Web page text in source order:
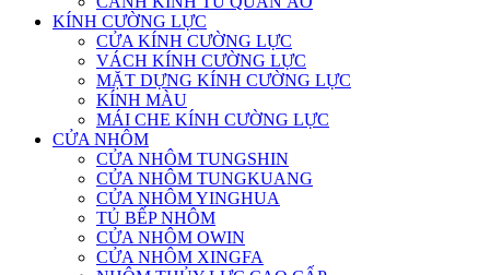
KÍNH CƯỜNG LỰC
CỬA KÍNH CƯỜNG LỰC
VÁCH KÍNH CƯỜNG LỰC
MẶT DỰNG KÍNH CƯỜNG LỰC
KÍNH MÀU
MÁI CHE KÍNH CƯỜNG LỰC
CỬA NHÔM
CỬA NHÔM TUNGSHIN
CỬA NHÔM TUNGKUANG
CỬA NHÔM YINGHUA
TỦ BẾP NHÔM
CỬA NHÔM OWIN
CỬA NHÔM XINGFA